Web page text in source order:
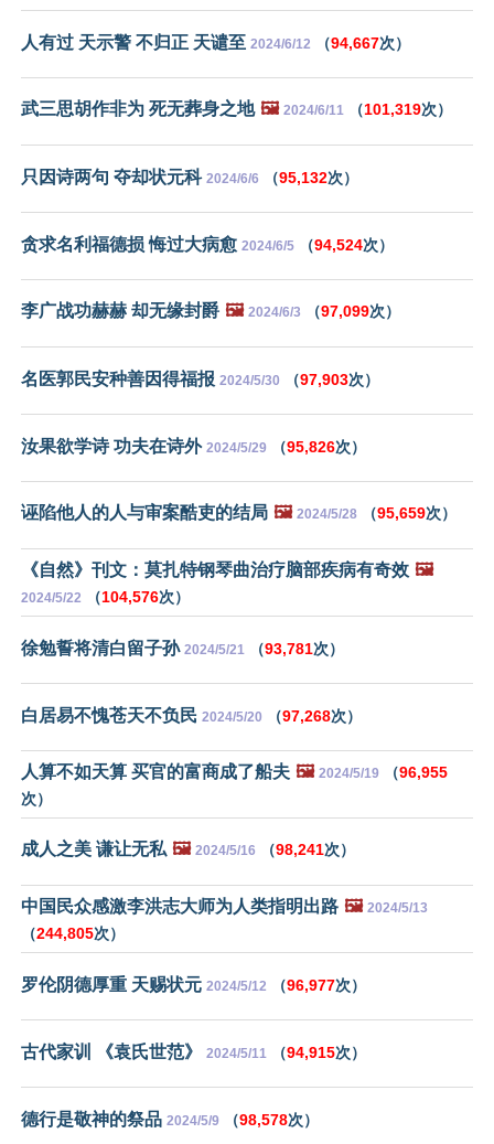
人有过 天示警 不归正 天谴至 2024/6/12 （94,667次）
武三思胡作非为 死无葬身之地 🖼️ 2024/6/11 （101,319次）
只因诗两句 夺却状元科 2024/6/6 （95,132次）
贪求名利福德损 悔过大病愈 2024/6/5 （94,524次）
李广战功赫赫 却无缘封爵 🖼️ 2024/6/3 （97,099次）
名医郭民安种善因得福报 2024/5/30 （97,903次）
汝果欲学诗 功夫在诗外 2024/5/29 （95,826次）
诬陷他人的人与审案酷吏的结局 🖼️ 2024/5/28 （95,659次）
《自然》刊文：莫扎特钢琴曲治疗脑部疾病有奇效 🖼️
2024/5/22 （104,576次）
徐勉誓将清白留子孙 2024/5/21 （93,781次）
白居易不愧苍天不负民 2024/5/20 （97,268次）
人算不如天算 买官的富商成了船夫 🖼️ 2024/5/19 （96,955
次）
成人之美 谦让无私 🖼️ 2024/5/16 （98,241次）
中国民众感激李洪志大师为人类指明出路 🖼️ 2024/5/13
（244,805次）
罗伦阴德厚重 天赐状元 2024/5/12 （96,977次）
古代家训 《袁氏世范》 2024/5/11 （94,915次）
德行是敬神的祭品 2024/5/9 （98,578次）